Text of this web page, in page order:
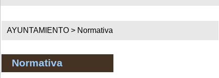
AYUNTAMIENTO > Normativa
Normativa